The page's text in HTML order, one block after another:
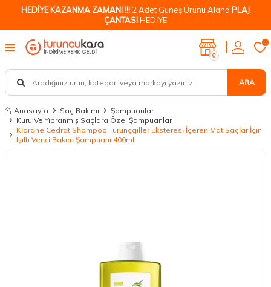
HEDİYE KAZANMA ZAMANI !!! 2 Adet Güneş Ürünü Alana PLAJ
ÇANTASIHEDİYE
ARA
0
0
Anasayfa Saç Bakımı
Şampuanlar
Kuru Ve Yıpranmış Saçlara Özel Şampuanlar
Klorane Cedrat Shampoo Turunçgiller Eksteresi İçeren Mat Saçlar İçin
Işıltı Verici Bakım Şampuanı 400ml